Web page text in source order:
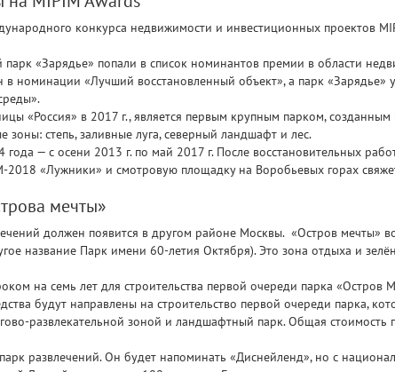
конкурса недвижимости и инвестиционных проектов
«Зарядье» попали в список номинантов премии в области
номинации «Лучший восстановленный объект», а парк «Зарядье»
«Россия» в 2017 г., является первым крупным парком, созданным
степь, заливные луга, северный ландшафт и лес.
— с осени 2013 г. по май 2017 г. После восстановительных
«Лужники» и смотровую площадку на Воробьевых горах
мечты»
должен появится в другом районе Москвы. «Остров мечты»
название Парк имени 60-летия Октября). Это зона отдыха и
на семь лет для строительства первой очереди парка «Остров
будут направлены на строительство первой очереди парка,
развлекательной зоной и ландшафтный парк. Общая стоимость
развлечений. Он будет напоминать «Диснейленд», но с